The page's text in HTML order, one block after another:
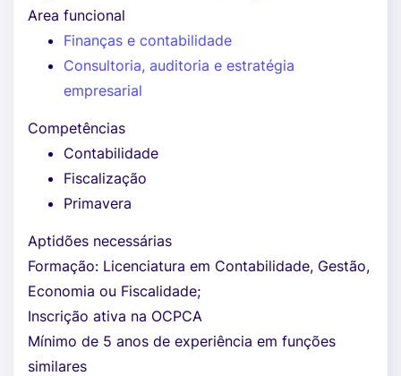
Area funcional
Finanças e contabilidade
Consultoria, auditoria e estratégia
empresarial
Competências
Contabilidade
Fiscalização
Primavera
Aptidões necessárias
Formação: Licenciatura em Contabilidade, Gestão,
Economia ou Fiscalidade;
Inscrição ativa na OCPCA
Mínimo de 5 anos de experiência em funções
similares